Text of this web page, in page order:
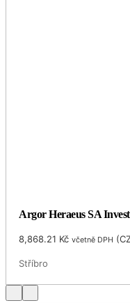
Argor Heraeus SA
8,868.21 Kč včetně DPH (
Stříbro